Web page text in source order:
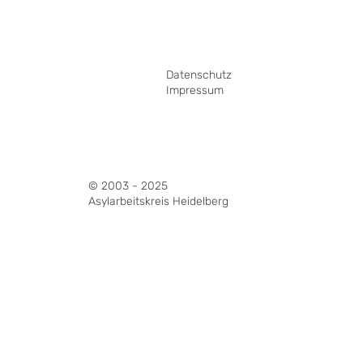
© 2003 - 2025
Asylarbeitskreis Heidelberg
Datenschutz
Impressum